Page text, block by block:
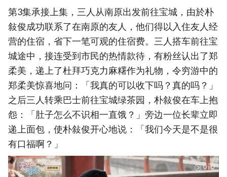
第3集承接上集，三人从南原出发前往宝城，由於朴
敍俊成功联系了在南原的友人，他们得以入住友人经
营的住宿，省下一笔可观的住宿费。三人搭车前往宝
城途中，接连受到市民的热情款待，有粉丝认出了郑
柔美，递上了杜拜巧克力麻糬作为礼物，令穷游中的
郑柔美惊喜地问：「我真的可以收下吗？真的吗？」
之后三人转乘巴士前往宝城绿茶园，朴敍俊在车上抱
怨：「肚子怎么不识相一直饿？」旁边一位长辈立即
递上面包，使朴敍俊开心地说：「我们今天是不是很
有口福啊？」